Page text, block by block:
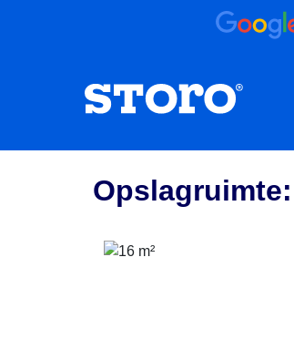
Opslagruimte: